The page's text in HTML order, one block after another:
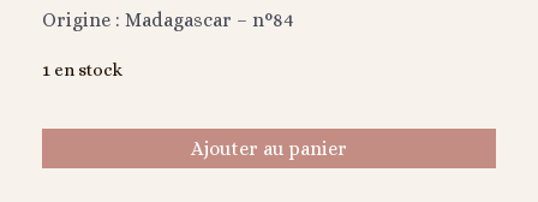
Origine : Madagascar – n°84
1 en stock
Ajouter au panier